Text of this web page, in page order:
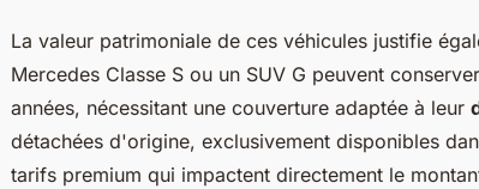
La valeur patrimoniale de ces véhicules justifie
Mercedes Classe S ou un SUV G peuvent
années, nécessitant une couverture adaptée à leur
détachées d'origine, exclusivement disponibles
tarifs premium qui impactent directement le